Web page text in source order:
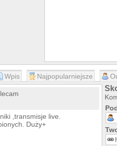
Wpis Najpopularniejsze
,transmisje live.
Duży+